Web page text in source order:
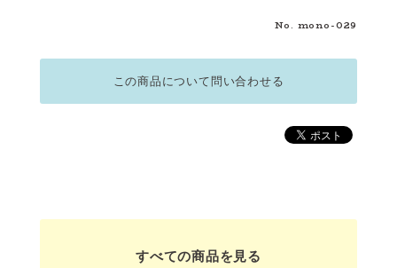
No. mono-029
この商品について問い合わせる
すべての商品を見る